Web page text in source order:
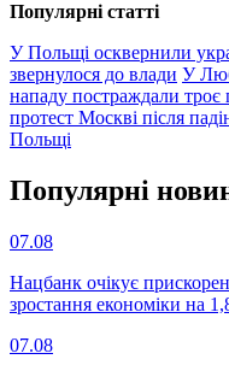
Популярнi статтi
У Польщі осквернили
звернулося до влади У
нападу постраждали троє
протест Москві після
Польщі
Популярнi
07.08
Нацбанк очікує
зростання економіки на
07.08